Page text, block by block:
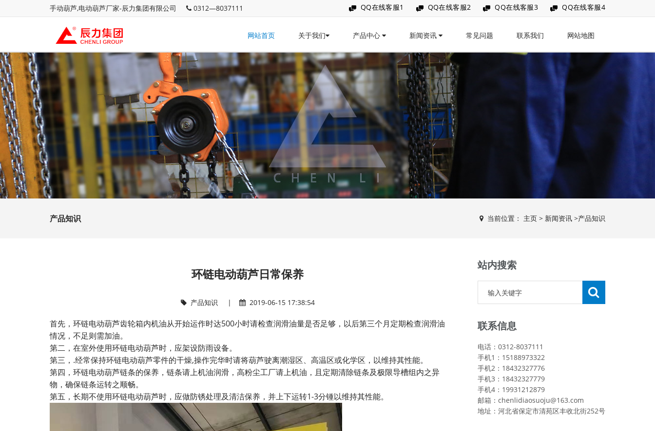
手动葫芦,电动葫芦厂家-辰力集团有限公司 0312—8037111 QQ在线客服1 QQ在线客服2 QQ在线客服3 QQ在线客服4
网站首页 关于我们 产品中心 新闻资讯 常见问题 联系我们 网站地图
产品知识 当前位置： 主页 > 新闻资讯 >产品知识
环链电动葫芦日常保养
产品知识 | 2019-06-15 17:38:54
首先，环链电动葫芦齿轮箱内机油从开始运作时达500小时请检查润滑油量是否足够，以后第三个月定期检查润滑油
情况，不足则需加油。
第二，在室外使用环链电动葫芦时，应架设防雨设备。
第三，.经常保持环链电动葫芦零件的干燥,操作完华时请将葫芦驶离潮湿区、高温区或化学区，以维持其性能。
第四，环链电动葫芦链条的保养，链条请上机油润滑，高粉尘工厂请上机油，且定期清除链条及极限导槽组内之异
物，确保链条运转之顺畅。
第五，长期不使用环链电动葫芦时，应做防锈处理及清洁保养，并上下运转1-3分锺以维持其性能。
站内搜索
联系信息
电话：0312-8037111
手机1：15188973322
手机2：18432327776
手机3：18432327779
手机4：19931212879
邮箱：chenlidiaosuoju@163.com
地址：河北省保定市清苑区丰收北街252号